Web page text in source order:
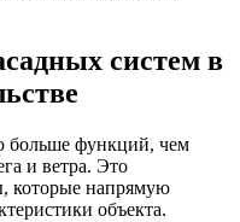
систем в
больше функций, чем
и ветра. Это
которые напрямую
объекта.